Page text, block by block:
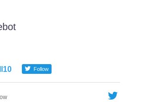
Follow